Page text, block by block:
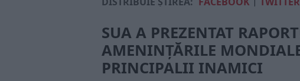
SUA A PREZENTAT
AMENINȚĂRILE
PRINCIPALII INAMICI